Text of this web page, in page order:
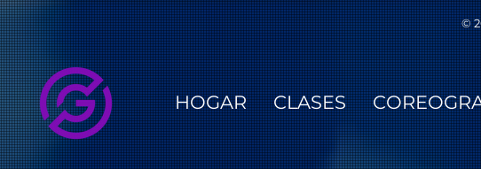
©
HOGAR CLASES